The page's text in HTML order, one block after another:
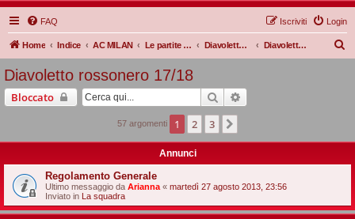
FAQ Login
Iscriviti
Home Indice AC MILAN Le partite Rossonere Diavoletto rossonero Diavoletto rossonero 17/18
Diavoletto rossonero 17/18
Bloccato Cerca
57 argomenti 1 2 3
Annunci
Regolamento Generale
Ultimo messaggio da Arianna « martedì 27 agosto 2013, 23:56
Inviato in La squadra